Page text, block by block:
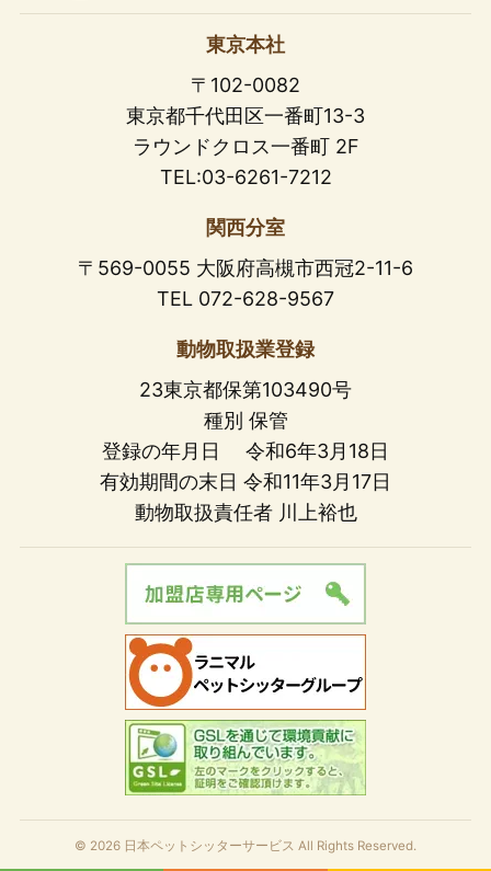
東京本社
〒102-0082
東京都千代田区一番町13-3
ラウンドクロス一番町 2F
TEL:03-6261-7212
関西分室
〒569-0055 大阪府高槻市西冠2-11-6
TEL 072-628-9567
動物取扱業登録
23東京都保第103490号
種別 保管
登録の年月日 令和6年3月18日
有効期間の末日 令和11年3月17日
動物取扱責任者 川上裕也
© 2026 日本ペットシッターサービス All Rights Reserved.